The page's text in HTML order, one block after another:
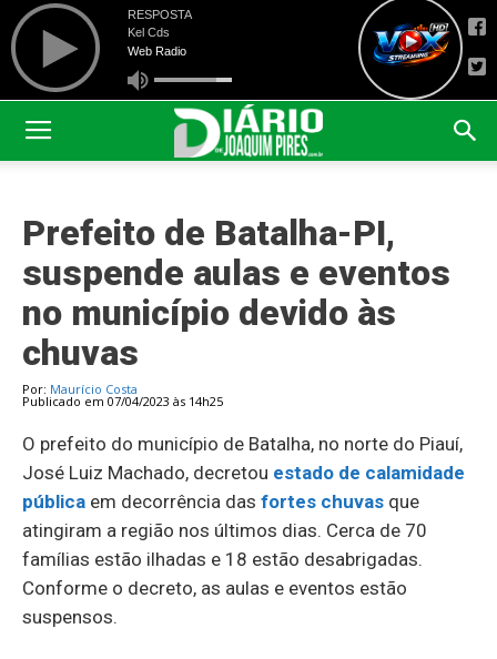
Prefeito de Batalha-PI,
suspende aulas e eventos
no município devido às
chuvas
Por: Maurício Costa
Publicado em 07/04/2023 às 14h25
O prefeito do município de Batalha, no norte do Piauí,
José Luiz Machado, decretou estado de calamidade
pública em decorrência das fortes chuvas que
atingiram a região nos últimos dias. Cerca de 70
famílias estão ilhadas e 18 estão desabrigadas.
Conforme o decreto, as aulas e eventos estão
suspensos.